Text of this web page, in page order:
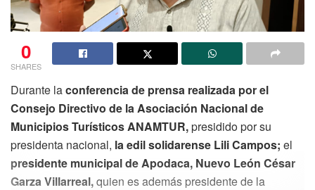
0
SHARES
Durante laconferencia de prensa realizada por el
Consejo Directivo de la Asociación Nacional de
Municipios TurísticosANAMTUR,presidido por su
presidenta nacional, la edil solidarense Lili Campos; el
presidente municipal de Apodaca, Nuevo León César
Garza Villarreal,quien es además presidente de la